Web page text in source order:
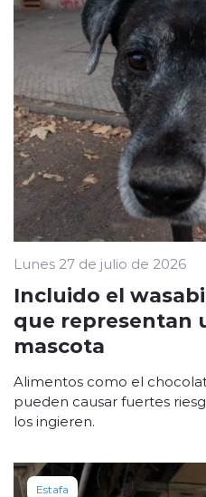
Lunes 27 de julio de 2026
Incluido el
que representan
mascota
Alimentos como el
pueden causar fuertes
los ingieren.
Estafa